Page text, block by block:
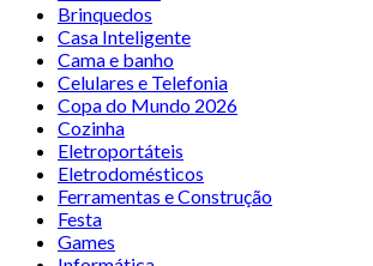
Brinquedos
Casa Inteligente
Cama e banho
Celulares e Telefonia
Copa do Mundo 2026
Cozinha
Eletroportáteis
Eletrodomésticos
Ferramentas e Construção
Festa
Games